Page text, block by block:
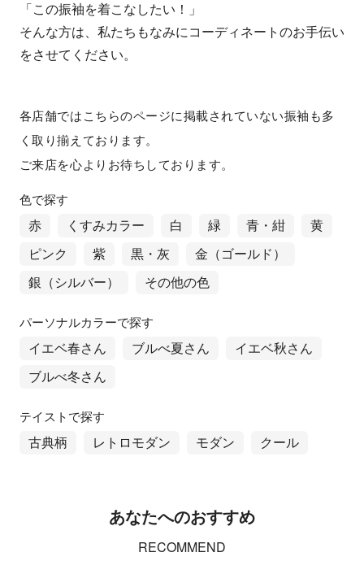
「この振袖を着こなしたい！」
そんな方は、私たちもなみにコーディネートのお手伝い
をさせてください。
各店舗ではこちらのページに掲載されていない振袖も多
く取り揃えております。
ご来店を心よりお待ちしております。
色で探す
赤 くすみカラー 白 緑 青・紺
黄
ピンク
紫 黒・灰
金（ゴールド）
銀（シルバー）
その他の色
パーソナルカラーで探す
イエベ春さん ブルべ夏さん
イエベ秋さん
ブルべ冬さん
テイストで探す
古典柄 レトロモダン モダン クール
あなたへのおすすめ
RECOMMEND